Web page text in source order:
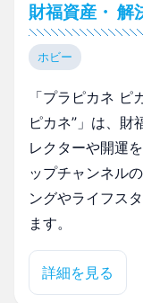
財福資産・ 解
ホビー
「プラピカネ
ピカネ”」は、財
レクターや開運
ップチャンネル
ングやライフス
ます。
詳細を見る